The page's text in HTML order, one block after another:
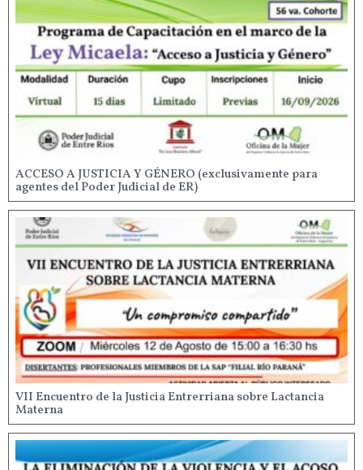
ACCESO A JUSTICIA Y GÉNERO (exclusivamente para
agentes del Poder Judicial de ER)
VII Encuentro de la Justicia Entrerriana sobre Lactancia
Materna